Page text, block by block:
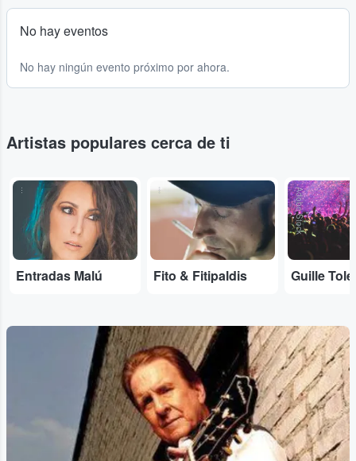
No hay eventos
No hay ningún evento próximo por ahora.
Artistas populares cerca de ti
...
Entradas Malú
...
Fito & Fitipaldis
Adobe Stock
Guille